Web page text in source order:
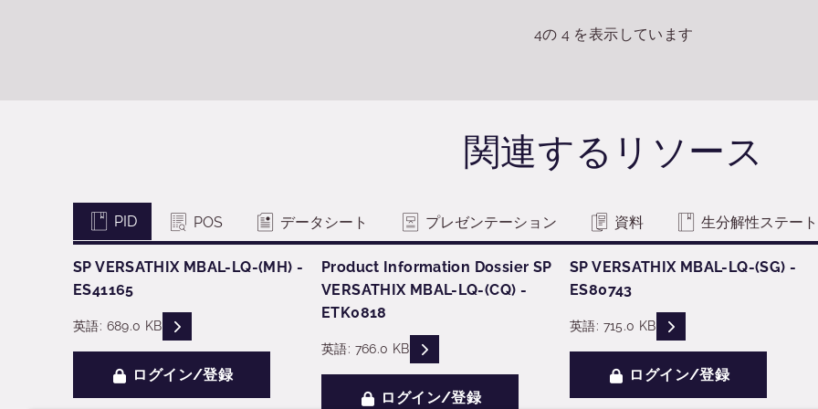
4の 4 を表示しています
関連するリソース
PID POS データシート プレゼンテーション 資料 生分解性ステー
SP VERSATHIX MBAL-LQ-(MH) -
ES41165
英語: 689.0 KB READ DESCRIPTIONS
ログイン/登録
Product Information Dossier SP
VERSATHIX MBAL-LQ-(CQ) -
ETK0818
英語: 766.0 KB READ DESCRIPTIONS
ログイン/登録
SP VERSATHIX MBAL-LQ-(SG) -
ES80743
英語: 715.0 KB READ DESCRIPTIONS
ログイン/登録